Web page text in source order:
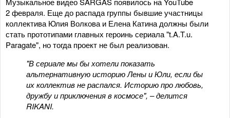
2 февраля. Еще до распада группы бывшие участницы
коллектива Юлия Волкова и Елена Катина должны были
стать прототипами главных героинь сериала "t.A.T.u.
Paragate", но тогда проект не был реализован.
"В сериале мы бы хотели показать
альтернативную историю Лены и Юли, если бы
их коллектив не распался. Историю про любовь,
дружбу и приключения в космосе", – делится
RIKANI.